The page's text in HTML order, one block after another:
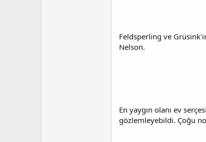
Feldsperling ve
Nelson.
En yaygın olanı ev
gözlemleyebildi. Çoğu